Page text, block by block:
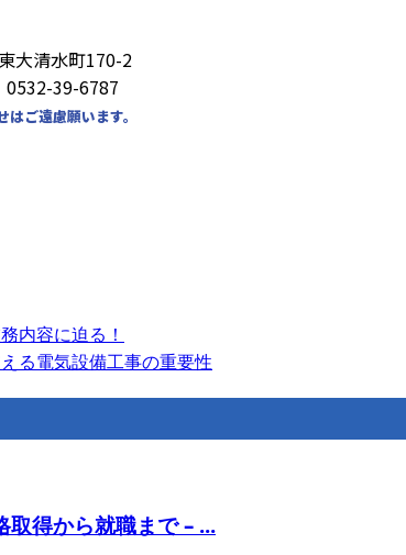
大清水町170-2
39-6787
ご遠慮願います。
内容に迫る！
る電気設備工事の重要性
得から就職まで – ...